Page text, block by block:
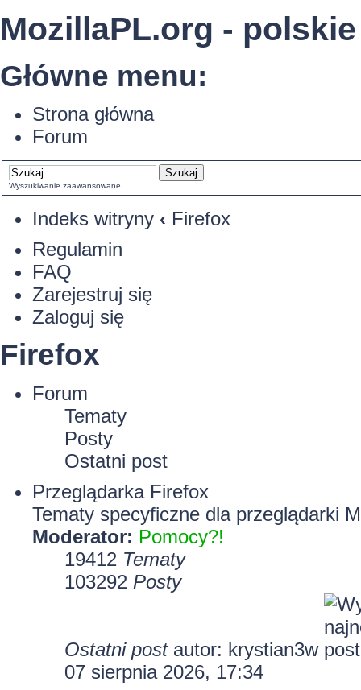
MozillaPL.org -
Główne menu:
Strona główna
Forum
Wyszukiwanie zaawansowane
Indeks witryny ‹ Firefox
Regulamin
FAQ
Zarejestruj się
Zaloguj się
Firefox
Forum
Tematy
Posty
Ostatni post
Przeglądarka Firefox
Tematy specyficzne dla przeglądarki
Moderator: Pomocy?!
19412 Tematy
103292 Posty
Ostatni postautor: krystian3w
07 sierpnia 2026, 17:34